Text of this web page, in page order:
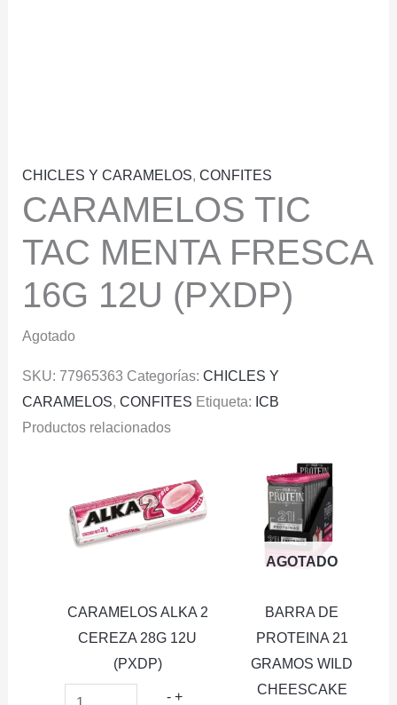
CHICLES Y CARAMELOS, CONFITES
CARAMELOS TIC
TAC MENTA FRESCA
16G 12U (PXDP)
Agotado
SKU: 77965363 Categorías: CHICLES Y
CARAMELOS, CONFITES Etiqueta: ICB
Productos relacionados
CARAMELOS ALKA 2
CEREZA 28G 12U
(PXDP)
- CARAMELOS
+
AGOTADO
BARRA DE
PROTEINA 21
GRAMOS WILD
CHEESCAKE